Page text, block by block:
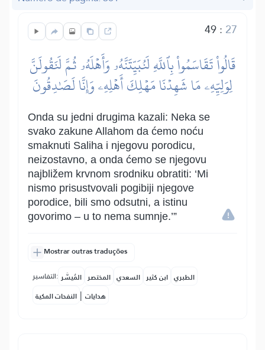
49: 27
قَالُواْ تَقَاسَمُواْ بِٱللَّهِ لَنُبَيِّتَنَّهُۥ وَأَهۡلَهُۥ ثُمَّ لَنَقُولَنَّ
لِوَلِيِّهِۦ مَا شَهِدۡنَا مَهۡلِكَ أَهۡلِهِۦ وَإِنَّا لَصَٰدِقُونَ
Onda su jedni drugima kazali: Neka se
svako zakune Allahom da ćemo noću
smaknuti Saliha i njegovu porodicu,
neizostavno, a onda ćemo se njegovu
najbližem krvnom srodniku obratiti: ‘Mi
nismo prisustvovali pogibiji njegove
porodice, bili smo odsutni, a istinu
govorimo – u to nema sumnje.’”
Mostrar outras traduções
التفاسير: المُيسَّر المختصر السعدي ابن كثير الطبري
النفحات المكية | هدايات